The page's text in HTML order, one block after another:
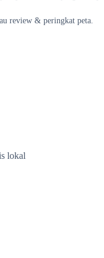
review & peringkat peta.
lokal